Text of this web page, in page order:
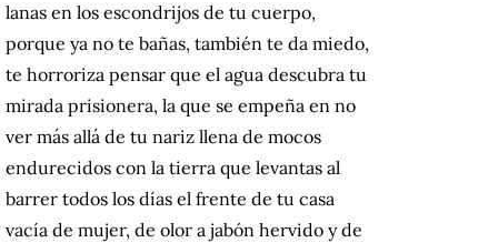
lanas en los escondrijos de tu cuerpo,
porque ya no te bañas, también te da miedo,
te horroriza pensar que el agua descubra tu
mirada prisionera, la que se empeña en no
ver más allá de tu nariz llena de mocos
endurecidos con la tierra que levantas al
barrer todos los días el frente de tu casa
vacía de mujer, de olor a jabón hervido y de